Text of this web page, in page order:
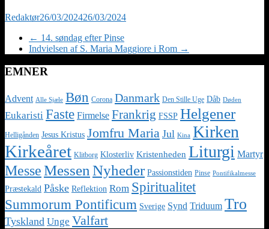
Redaktør26/03/202426/03/2024
← 14. søndag efter Pinse
Indvielsen af S. Maria Maggiore i Rom →
EMNER
Advent Alle Sjæle Bøn Corona Danmark Den Stille Uge Dåb Døden
Eukaristi Faste Firmelse Frankrig FSSP Helgener
Helligånden Jesus Kristus Jomfru Maria Jul Kina Kirken
Kirkeåret Klitborg Klosterliv Kristenheden Liturgi Martyr
MesseMessen Nyheder Passionstiden Pinse Pontifikalmesse
Præstekald Påske Reflektion Rom Spiritualitet
Summorum Pontificum Sverige Synd Triduum Tro
Tyskland Unge Valfart